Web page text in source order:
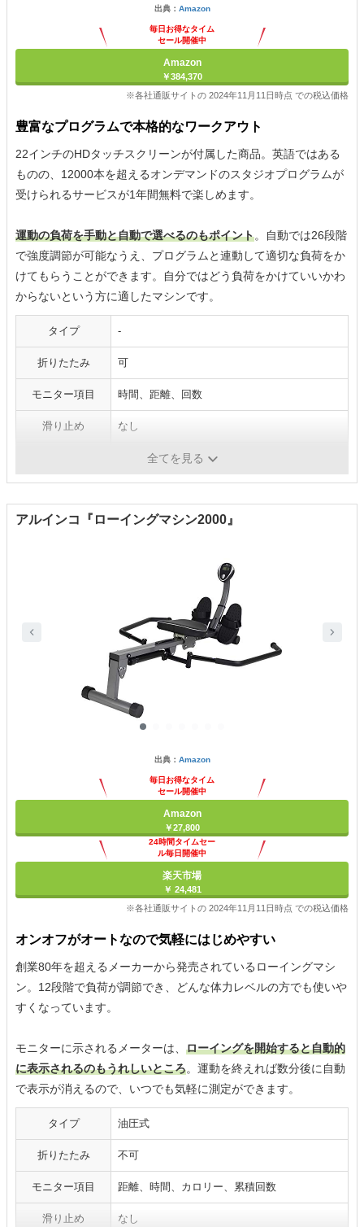
出典： Amazon
毎日お得なタイム
セール開催中
Amazon
￥384,370
※各社通販サイトの 2024年11月11日時点 での税込価格
豊富なプログラムで本格的なワークアウト
22インチのHDタッチスクリーンが付属した商品。英語ではある
ものの、12000本を超えるオンデマンドのスタジオプログラムが
受けられるサービスが1年間無料で楽しめます。
運動の負荷を手動と自動で選べるのもポイント。自動では26段階
で強度調節が可能なうえ、プログラムと連動して適切な負荷をか
けてもらうことができます。自分ではどう負荷をかけていいかわ
からないという方に適したマシンです。
タイプ -
折りたたみ 可
モニター項目 時間、距離、回数
滑り止め なし
26段階全てを見る
アルインコ『ローイングマシン2000』
出典： Amazon
毎日お得なタイム
セール開催中
Amazon
￥27,800
24時間タイムセー
ル毎日開催中
楽天市場
￥ 24,481
※各社通販サイトの 2024年11月11日時点 での税込価格
オンオフがオートなので気軽にはじめやすい
創業80年を超えるメーカーから発売されているローイングマシ
ン。12段階で負荷が調節でき、どんな体力レベルの方でも使いや
すくなっています。
モニターに示されるメーターは、 ローイングを開始すると自動的
に表示されるのもうれしいところ。運動を終えれば数分後に自動
で表示が消えるので、いつでも気軽に測定ができます。
タイプ 油圧式
折りたたみ 不可
モニター項目 距離、時間、カロリー、累積回数
滑り止め なし